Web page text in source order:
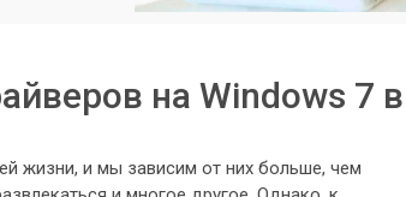
на Windows 7
жизни, и мы зависим от них больше, чем